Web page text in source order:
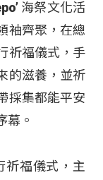
海祭文化活
袖齊聚，在總
祈福儀式，手
的滋養，並祈
採集都能平安
幕。
祈福儀式，主